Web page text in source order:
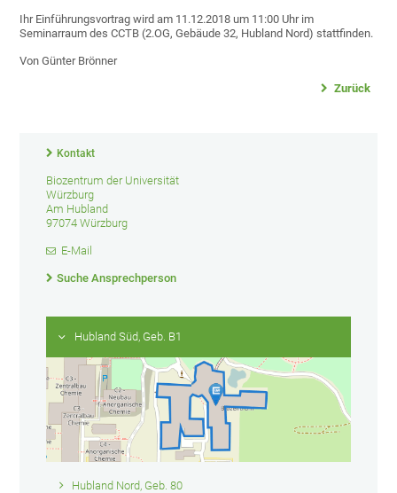
Ihr Einführungsvortrag wird am 11.12.2018 um 11:00 Uhr im
Seminarraum des CCTB (2.OG, Gebäude 32, Hubland Nord) stattfinden.
Von Günter Brönner
Zurück
Kontakt
Biozentrum der Universität
Würzburg
Am Hubland
97074 Würzburg
E-Mail
Suche Ansprechperson
Hubland Süd, Geb. B1
Hubland Nord, Geb. 80